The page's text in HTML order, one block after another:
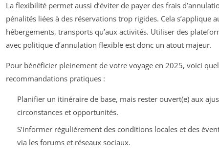
La flexibilité permet aussi d’éviter de payer des frais
pénalités liées à des réservations trop rigides. Cela s’applique
hébergements, transports qu’aux activités. Utiliser des
avec politique d’annulation flexible est donc un atout majeur.
Pour bénéficier pleinement de votre voyage en 2025, voici
recommandations pratiques :
Planifier un itinéraire de base, mais rester ouvert(e) aux
circonstances et opportunités.
S’informer régulièrement des conditions locales et des
via les forums et réseaux sociaux.